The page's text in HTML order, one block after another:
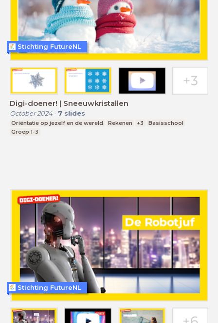
Digi-doener! | Sneeuwkristallen
October 2024- 7 slides
Oriëntatie op jezelf en de wereld Rekenen +3
Basisschool
Groep 1-3
Stichting FutureNL
Stichting FutureNL